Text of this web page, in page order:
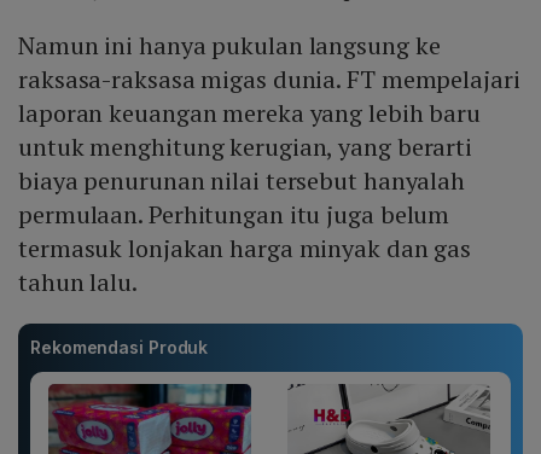
Namun ini hanya pukulan langsung ke
raksasa-raksasa migas dunia. FT mempelajari
laporan keuangan mereka yang lebih baru
untuk menghitung kerugian, yang berarti
biaya penurunan nilai tersebut hanyalah
permulaan. Perhitungan itu juga belum
termasuk lonjakan harga minyak dan gas
tahun lalu.
Rekomendasi Produk